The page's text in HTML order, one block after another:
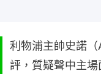
利物浦主帥史諾
評，質疑聲中主